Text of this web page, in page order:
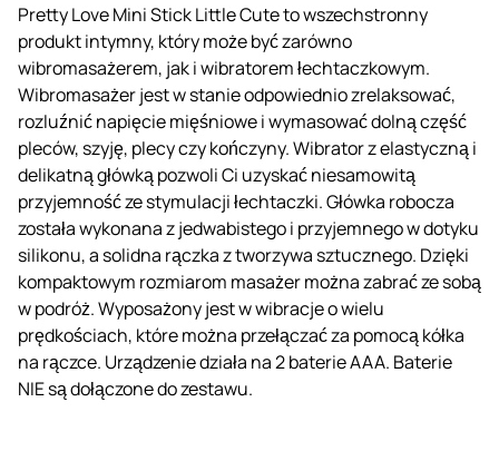
Pretty Love Mini Stick Little Cute to wszechstronny
produkt intymny, który może być zarówno
wibromasażerem, jak i wibratorem łechtaczkowym.
Wibromasażer jest w stanie odpowiednio zrelaksować,
rozluźnić napięcie mięśniowe i wymasować dolną część
pleców, szyję, plecy czy kończyny. Wibrator z elastyczną i
delikatną główką pozwoli Ci uzyskać niesamowitą
przyjemność ze stymulacji łechtaczki. Główka robocza
została wykonana z jedwabistego i przyjemnego w dotyku
silikonu, a solidna rączka z tworzywa sztucznego. Dzięki
kompaktowym rozmiarom masażer można zabrać ze sobą
w podróż. Wyposażony jest w wibracje o wielu
prędkościach, które można przełączać za pomocą kółka
na rączce. Urządzenie działa na 2 baterie AAA. Baterie
NIE są dołączone do zestawu.